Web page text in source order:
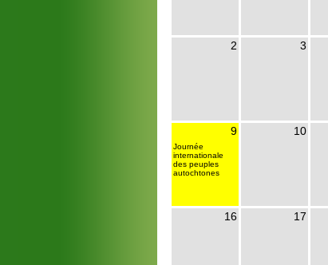
2 3
9
Journée
internationale
des peuples
autochtones
10
16 17